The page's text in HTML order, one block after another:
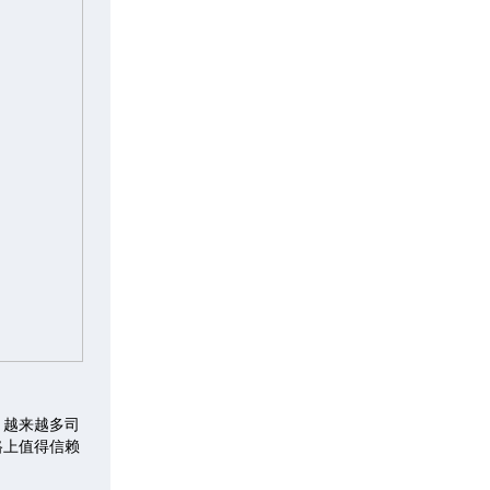
来越多司
值得信赖